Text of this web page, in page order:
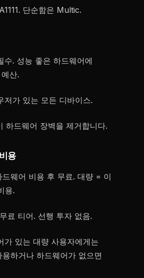
단순함은 Multic.
수. 성능 좋은 하드웨어에
산.
저가 있는 모든 디바이스.
하드웨어 장벽을 제거합니다.
용
드웨어 비용 후 무료. 대량 = 이
용.
료 티어. 선행 투자 없음.
가 있는 대량 사용자에게는
용하거나 하드웨어가 없으면